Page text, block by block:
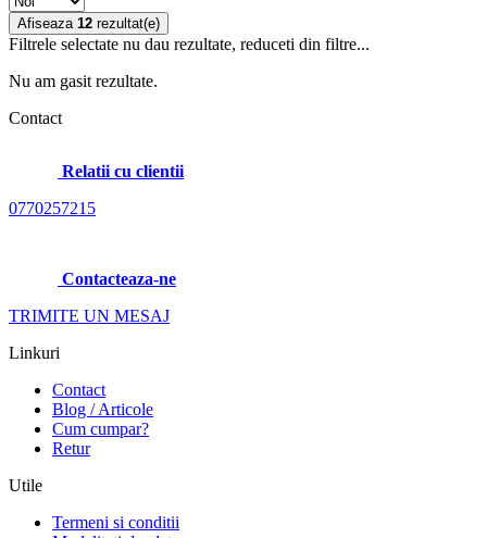
Afiseaza 12 rezultat(e)
Filtrele selectate nu dau rezultate, reduceti din filtre...
Nu am gasit rezultate.
Contact
Relatii cu clientii
0770257215
Contacteaza-ne
TRIMITE UN MESAJ
Linkuri
Contact
Blog / Articole
Cum cumpar?
Retur
Utile
Termeni si conditii